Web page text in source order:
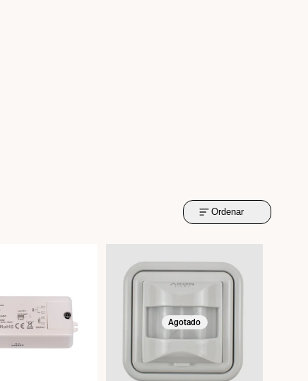
Ordenar
Agotado